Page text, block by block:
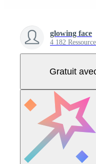
glowing face
4 182
Gratuit